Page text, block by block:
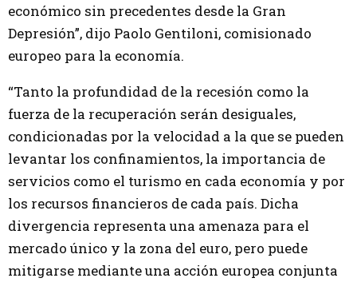
económico sin precedentes desde la Gran
Depresión”, dijo Paolo Gentiloni, comisionado
europeo para la economía.
“Tanto la profundidad de la recesión como la
fuerza de la recuperación serán desiguales,
condicionadas por la velocidad a la que se pueden
levantar los confinamientos, la importancia de
servicios como el turismo en cada economía y por
los recursos financieros de cada país. Dicha
divergencia representa una amenaza para el
mercado único y la zona del euro, pero puede
mitigarse mediante una acción europea conjunta